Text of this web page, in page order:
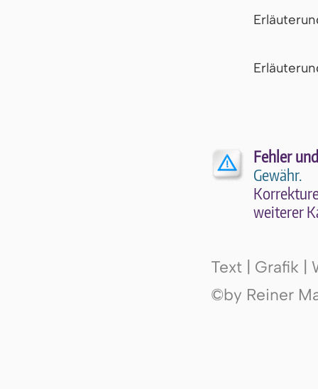
Fehler
Gewähr.
wei­te­rer
Text | Grafik |
©by Reiner